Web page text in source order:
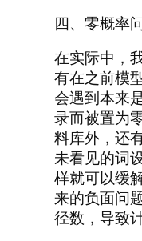
四、零概率
在实际中，
有在之前模
会遇到本来
录而被置为
料库外，还
未看见的词
样就可以缓
来的负面问
径数，导致